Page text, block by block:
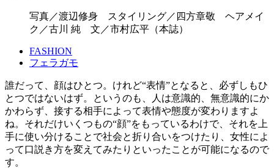
写真／渡辺修身 スタイリング／四方章敬 ヘアメイ
ク／古川 純 文／市村広平（本誌）
FASHION
フェラガモ
誰だって、顔はひとつ。けれど“表情”となると、必ずしもひ
とつではないはず。というのも、人は意識的、無意識的にか
かわらず、接する相手によって表情や態度が変わりますよ
ね。それだけいくつもの“顔”をもっているわけで、それを上
手に使い分けることで社会と折り合いをつけたり、女性によ
って口説き方を変えてみたりといったことが可能になるので
す。